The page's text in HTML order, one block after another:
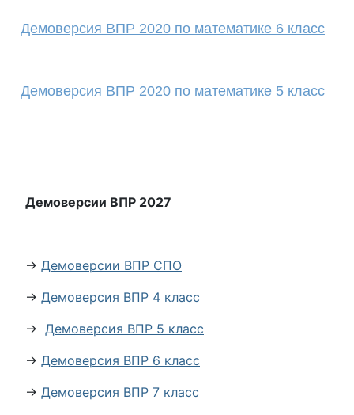
Демоверсия ВПР 2020 по математике 6 класс
Демоверсия ВПР 2020 по математике 5 класс
Демоверсии ВПР 2027
→ Демоверсии ВПР СПО
→ Демоверсия ВПР 4 класс
→ Демоверсия ВПР 5 класс
→ Демоверсия ВПР 6 класс
→ Демоверсия ВПР 7 класс